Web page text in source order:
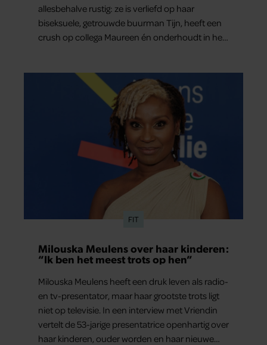
allesbehalve rustig: ze is verliefd op haar
biseksuele, getrouwde buurman Tijn, heeft een
crush op collega Maureen én onderhoudt in het
kort wat er de afgelopen dagen allemaal in haar
leven gebeurde.
FIT
Milouska Meulens over haar kinderen:
“Ik ben het meest trots op hen”
Milouska Meulens heeft een druk leven als radio-
en tv-presentator, maar haar grootste trots ligt
niet op televisie. In een interview met Vriendin
vertelt de 53-jarige presentatrice openhartig over
haar kinderen, ouder worden en haar nieuwe